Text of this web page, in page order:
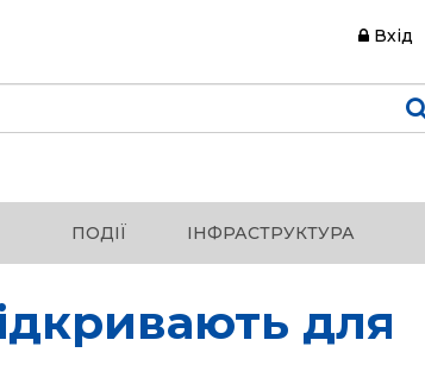
Вхід
ПОДІЇ ІНФРАСТРУКТУРА
для